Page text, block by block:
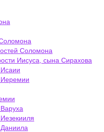
Соломона
Иисуса, сына Сирахова
Иеремии